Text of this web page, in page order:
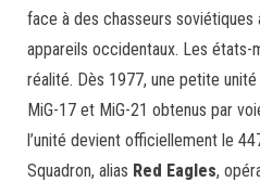
face à des chasseurs
appareils occidentaux. Les états-
réalité. Dès 1977, une petite unité
MiG-17 et MiG-21 obtenus par
l’unité devient officiellement le
Squadron, alias Red Eagles,